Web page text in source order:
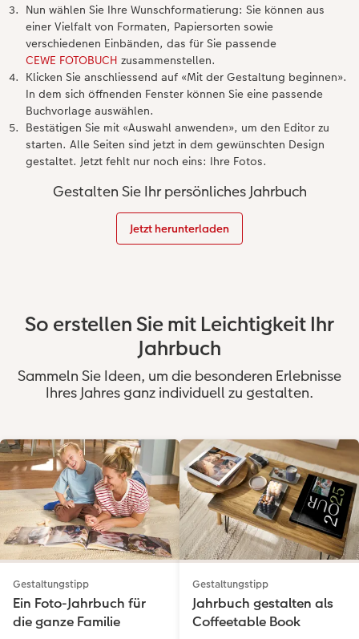
Nun wählen Sie Ihre Wunschformatierung: Sie können aus
einer Vielfalt von Formaten, Papiersorten sowie
verschiedenen Einbänden, das für Sie passende
CEWE FOTOBUCH zusammenstellen.
Klicken Sie anschliessend auf «Mit der Gestaltung beginnen».
In dem sich öffnenden Fenster können Sie eine passende
Buchvorlage auswählen.
Bestätigen Sie mit «Auswahl anwenden», um den Editor zu
starten. Alle Seiten sind jetzt in dem gewünschten Design
gestaltet. Jetzt fehlt nur noch eins: Ihre Fotos.
Gestalten Sie Ihr persönliches Jahrbuch
Jetzt herunterladen
So erstellen Sie mit Leichtigkeit Ihr
Jahrbuch
Sammeln Sie Ideen, um die besonderen Erlebnisse
Ihres Jahres ganz individuell zu gestalten.
Gestaltungstipp
Ein Foto-Jahrbuch für
die ganze Familie
Gestaltungstipp
Jahrbuch gestalten als
Coffeetable Book